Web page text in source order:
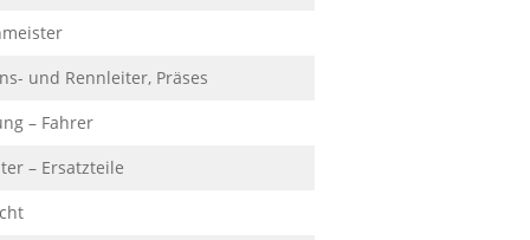
und Rennleiter, Präses
– Fahrer
– Ersatzteile